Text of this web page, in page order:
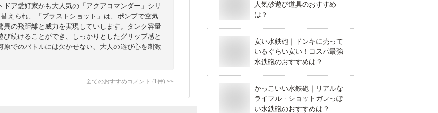
ア愛好家かも大人気の「アクアコマンダー」シリ
えられ、「ブラストショット」は、ポンプで空気
異の飛距離と威力を実現していします。タンク容量
続けることができ、しっかりとしたグリップ感と
原でのバトルには欠かせない、大人の遊び心を刺激
全てのおすすめコメント (1 件) >
人気砂遊び道具のおすすめ
は？
安い水鉄砲｜ドンキに売って
いるぐらい安い！コスパ最強
水鉄砲のおすすめは？
かっこいい水鉄砲｜リアルな
ライフル・ショットガンっぽ
い水鉄砲のおすすめは？